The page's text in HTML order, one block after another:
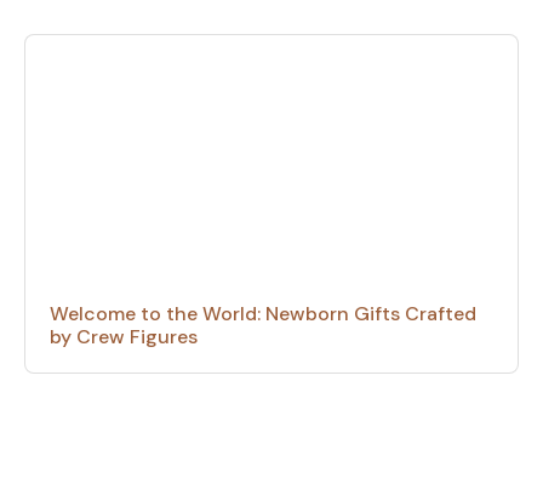
Welcome to the World: Newborn Gifts Crafted
by Crew Figures